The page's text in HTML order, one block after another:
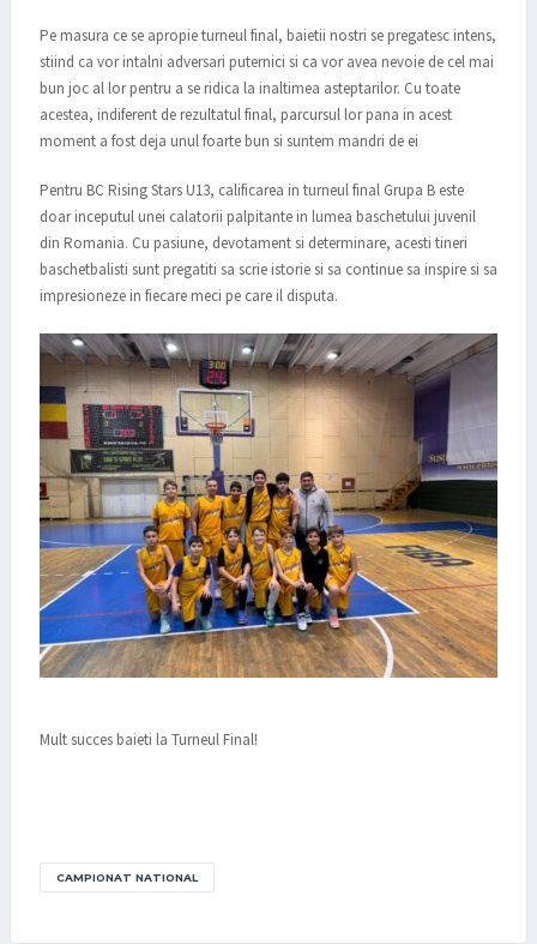
Pe masura ce se apropie turneul final, baietii nostri se pregatesc intens,
stiind ca vor intalni adversari puternici si ca vor avea nevoie de cel mai
bun joc al lor pentru a se ridica la inaltimea asteptarilor. Cu toate
acestea, indiferent de rezultatul final, parcursul lor pana in acest
moment a fost deja unul foarte bun si suntem mandri de ei
Pentru BC Rising Stars U13, calificarea in turneul final Grupa B este
doar inceputul unei calatorii palpitante in lumea baschetului juvenil
din Romania. Cu pasiune, devotament si determinare, acesti tineri
baschetbalisti sunt pregatiti sa scrie istorie si sa continue sa inspire si sa
impresioneze in fiecare meci pe care il disputa.
Mult succes baieti la Turneul Final!
CAMPIONAT NATIONAL